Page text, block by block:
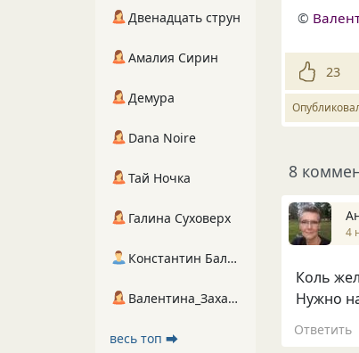
©
23
8
4
Коль
Нужно
Ответить
Двенадцать струн
Амалия Сирин
Демура
Dana Noire
Тай Ночка
Галина Суховерх
Константин Балухта
Валентина_Захарова
весь топ ⮕